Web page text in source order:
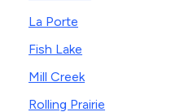
La Porte
Fish Lake
Mill Creek
Rolling Prairie